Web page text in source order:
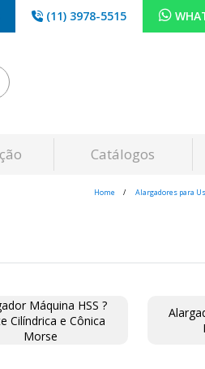
(11) 3978-5515
Catálogos
Home Alargadores para
Máquina HSS ?
Cilíndrica e Cônica
Morse